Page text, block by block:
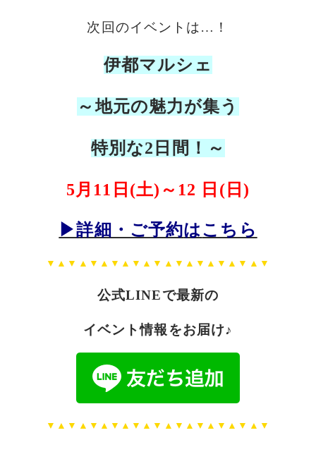
次回のイベントは…！
伊都マルシェ
～地元の魅力が集う
特別な2日間！～
5月11日(土)～12 日(日)
▶詳細・ご予約はこちら
▼▲▼▲▼▲▼▲▼▲▼▲▼▲▼▲▼▲▼▲▼
公式LINEで最新の
イベント情報をお届け♪
▼▲▼▲▼▲▼▲▼▲▼▲▼▲▼▲▼▲▼▲▼